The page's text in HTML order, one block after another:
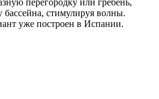
бассейна, стимулируя волны.
уже построен в Испании.